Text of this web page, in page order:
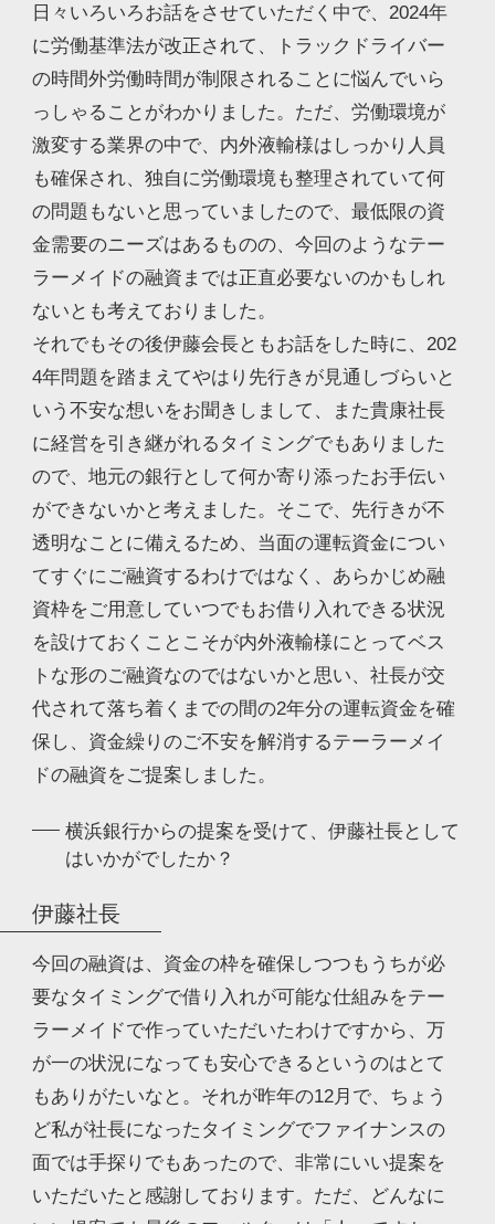
日々いろいろお話をさせていただく中で、2024年
に労働基準法が改正されて、トラックドライバー
の時間外労働時間が制限されることに悩んでいら
っしゃることがわかりました。ただ、労働環境が
激変する業界の中で、内外液輸様はしっかり人員
も確保され、独自に労働環境も整理されていて何
の問題もないと思っていましたので、最低限の資
金需要のニーズはあるものの、今回のようなテー
ラーメイドの融資までは正直必要ないのかもしれ
ないとも考えておりました。
それでもその後伊藤会長ともお話をした時に、202
4年問題を踏まえてやはり先行きが見通しづらいと
いう不安な想いをお聞きしまして、また貴康社長
に経営を引き継がれるタイミングでもありました
ので、地元の銀行として何か寄り添ったお手伝い
ができないかと考えました。そこで、先行きが不
透明なことに備えるため、当面の運転資金につい
てすぐにご融資するわけではなく、あらかじめ融
資枠をご用意していつでもお借り入れできる状況
を設けておくことこそが内外液輸様にとってベス
トな形のご融資なのではないかと思い、社長が交
代されて落ち着くまでの間の2年分の運転資金を確
保し、資金繰りのご不安を解消するテーラーメイ
ドの融資をご提案しました。
横浜銀行からの提案を受けて、伊藤社長として
はいかがでしたか？
伊藤社長
今回の融資は、資金の枠を確保しつつもうちが必
要なタイミングで借り入れが可能な仕組みをテー
ラーメイドで作っていただいたわけですから、万
が一の状況になっても安心できるというのはとて
もありがたいなと。それが昨年の12月で、ちょう
ど私が社長になったタイミングでファイナンスの
面では手探りでもあったので、非常にいい提案を
いただいたと感謝しております。ただ、どんなに